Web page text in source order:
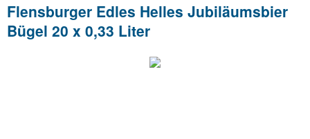
Flensburger Edles Helles Jubiläumsbier
Bügel 20 x 0,33 Liter